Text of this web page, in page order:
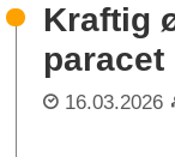
Kraftig
paracet
16.03.2026